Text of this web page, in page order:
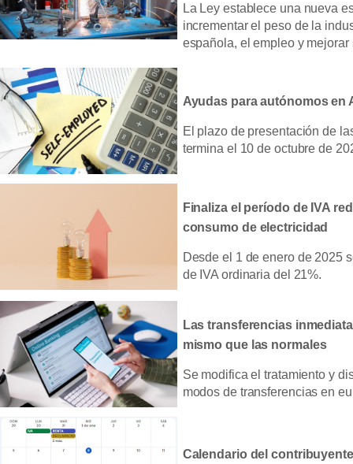
La Ley establece una nueva
incrementar el peso de la
española, el empleo y
Ayudas para autónomos en
El plazo de presentación de
termina el 10 de octubre de
Finaliza el período de IVA
consumo de electricidad
Desde el 1 de enero de 2025
de IVA ordinaria del 21%.
Las transferencias
mismo que las normales
Se modifica el tratamiento y
modos de transferencias en
Calendario del